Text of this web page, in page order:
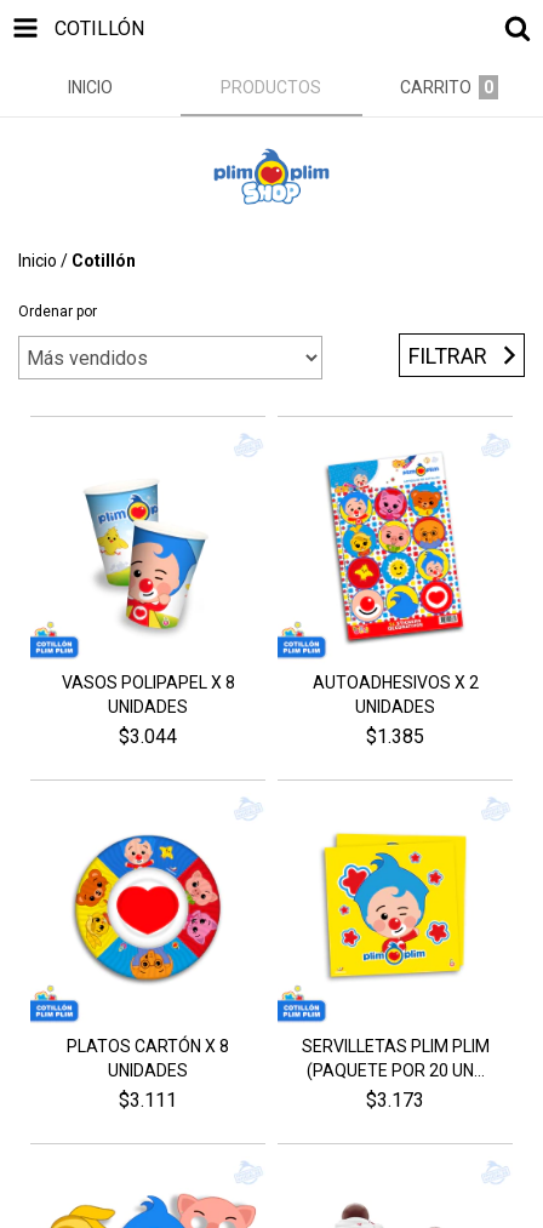
COTILLÓN
INICIO PRODUCTOS CARRITO 0
Inicio / Cotillón
Ordenar por
FILTRAR
VASOS POLIPAPEL X 8
UNIDADES
$3.044
AUTOADHESIVOS X 2
UNIDADES
$1.385
PLATOS CARTÓN X 8
UNIDADES
$3.111
SERVILLETAS PLIM PLIM
(PAQUETE POR 20 UN...
$3.173